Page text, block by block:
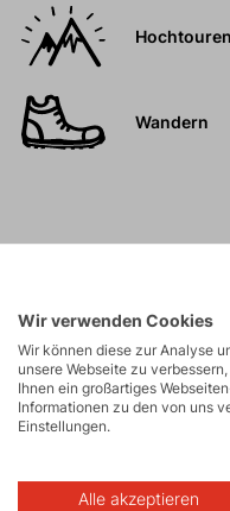
Hochtouren
Wandern
Parameter
Pflege
Wir verwenden Cookies
Wir können diese zur Analyse
unsere Webseite zu
Ihnen ein großartiges
Informationen zu den von uns
Einstellungen.
Alle akzeptieren